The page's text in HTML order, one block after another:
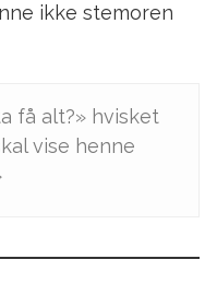
ikke stemoren
få alt?» hvisket
vise henne